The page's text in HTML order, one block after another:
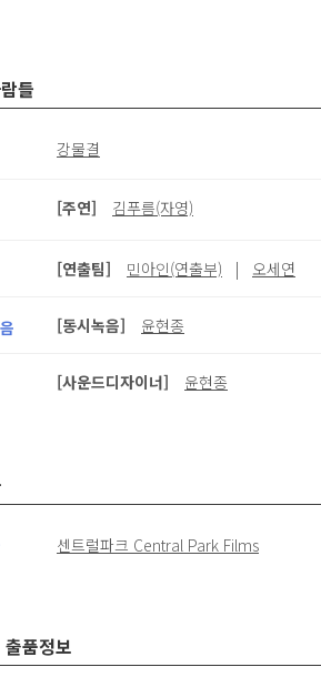
총 120,462
욕망의 성
흥분한 유부녀 : 마사지에 벌어지는 무릎
들
강물결
[주연] 김푸름(자영)
[연출팀] 민아인(연출부) | 오세연
[동시녹음] 윤현종
[사운드디자이너] 윤현종
센트럴파크 Central Park Films
출품정보